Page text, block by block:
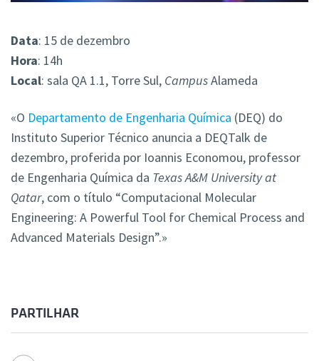
Data: 15 de dezembro
Hora: 14h
Local: sala QA 1.1, Torre Sul, CampusAlameda
«O Departamento de Engenharia Química (DEQ) do
Instituto Superior Técnico anuncia a DEQTalk de
dezembro, proferida por Ioannis Economou, professor
de Engenharia Química da Texas A&M University at
Qatar, com o título “Computacional Molecular
Engineering: A Powerful Tool for Chemical Process and
Advanced Materials Design”.»
PARTILHAR